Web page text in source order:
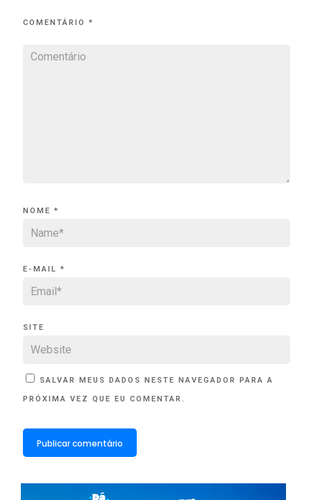
COMENTÁRIO *
NOME *
E-MAIL *
SITE
SALVAR MEUS DADOS NESTE NAVEGADOR PARA A
PRÓXIMA VEZ QUE EU COMENTAR.